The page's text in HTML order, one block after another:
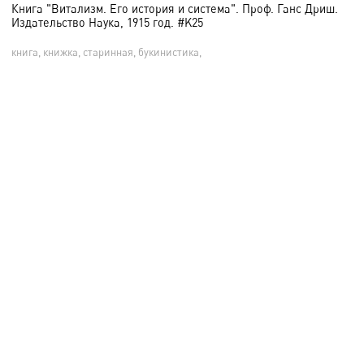
Книга "Витализм. Его история и система". Проф. Ганс Дриш.
Издательство Наука, 1915 год. #K25
книга, книжка, старинная, букинистика,